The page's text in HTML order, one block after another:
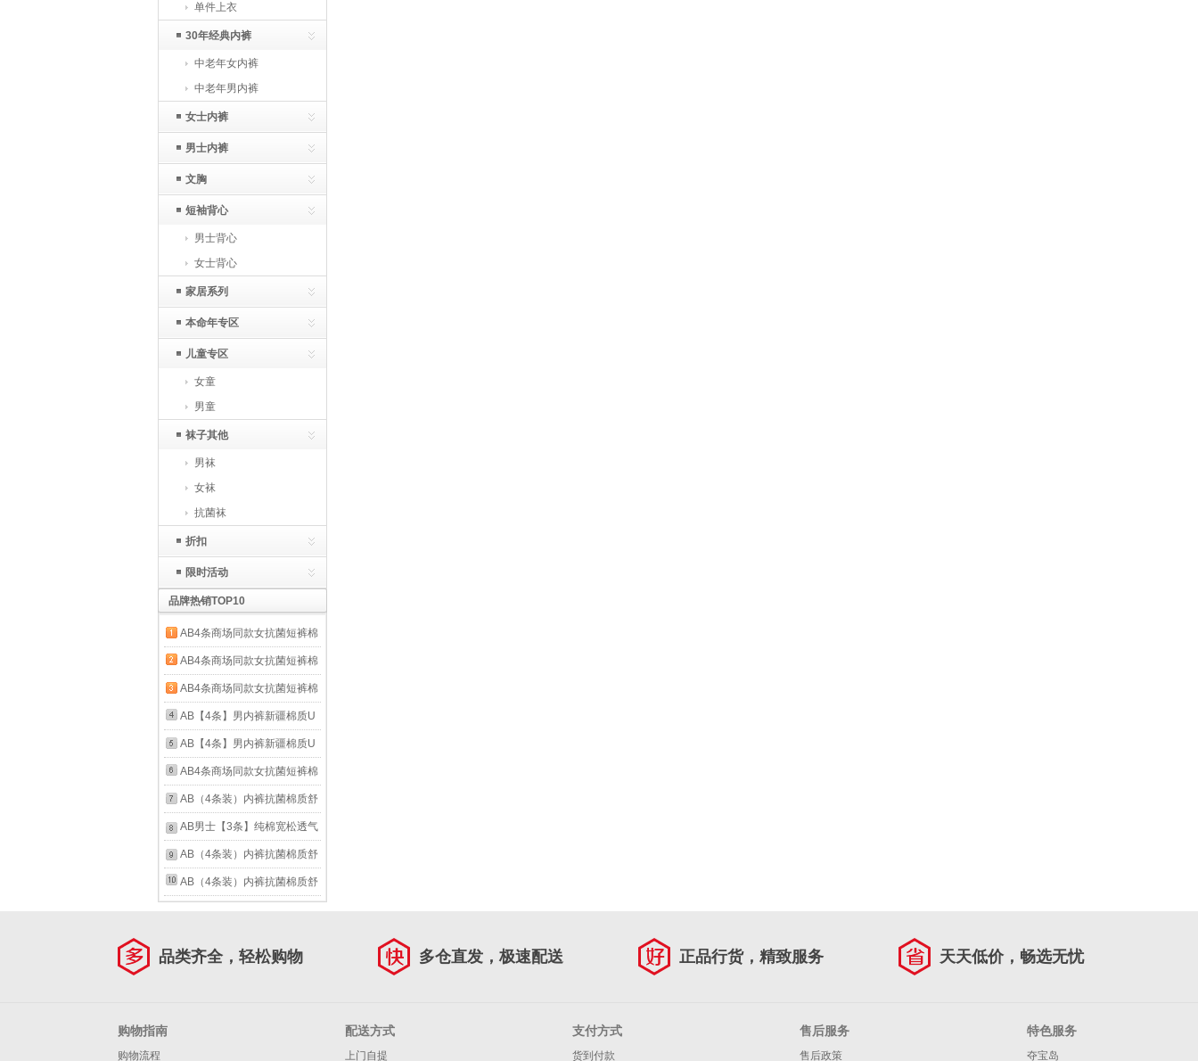
单件上衣
30年经典内裤
中老年女内裤
中老年男内裤
女士内裤
男士内裤
文胸
短袖背心
男士背心
女士背心
家居系列
本命年专区
儿童专区
女童
男童
袜子其他
男袜
女袜
抗菌袜
折扣
限时活动
品牌热销TOP10
AB4条商场同款女抗菌短裤棉
质中老年夏薄宽松大码高腰奶
奶三角内裤 混色随机 （无红
色） 4条 XL
AB4条商场同款女抗菌短裤棉
质中老年夏薄宽松大码高腰奶
奶三角内裤 混色随机 （无红
色） 4条 2XL
AB4条商场同款女抗菌短裤棉
质中老年夏薄宽松大码高腰奶
奶三角内裤 混色随机 （无红
色） 4条 3XL
AB【4条】男内裤新疆棉质U
凸抗菌中老年宽松大码高腰男
式三角裤0922 颜色随机（无
红色） 4条 3XL
AB【4条】男内裤新疆棉质U
凸抗菌中老年宽松大码高腰男
式三角裤0922 颜色随机（无
红色） 4条 2XL
AB4条商场同款女抗菌短裤棉
质中老年夏薄宽松大码高腰奶
奶三角内裤 混色随机 （无红
色） 4条 L
AB（4条装）内裤抗菌棉质舒
适透气自然腰女士大码妈咪三
角裤 混色随机 【4条一包】共
4条 XL
AB男士【3条】纯棉宽松透气
简约格子短裤沙滩裤舒适男家
居裤阿罗裤 混色【3条】 2XL
AB（4条装）内裤抗菌棉质舒
适透气自然腰女士大码妈咪三
AB（4条装）内裤抗菌棉质舒
4条 L
品类齐全，轻松购物 多仓直发，极速配送 正品行货，精致服务 天天低价，畅选无忧
购物指南
购物流程
配送方式
上门自提
支付方式
货到付款
售后服务
售后政策
特色服务
夺宝岛